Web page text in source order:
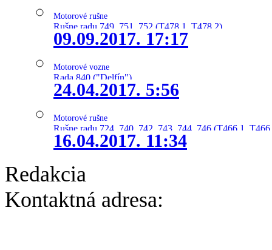
Motorové rušne
Rušne radu 749, 751, 752 (T478.1, T478.2)
09.09.2017. 17:17
Motorové vozne
Rada 840 ("Delfín")
24.04.2017. 5:56
Motorové rušne
Rušne radu 724, 740, 742, 743, 744, 746 (T466.1,
16.04.2017. 11:34
Redakcia
Kontaktná adresa: